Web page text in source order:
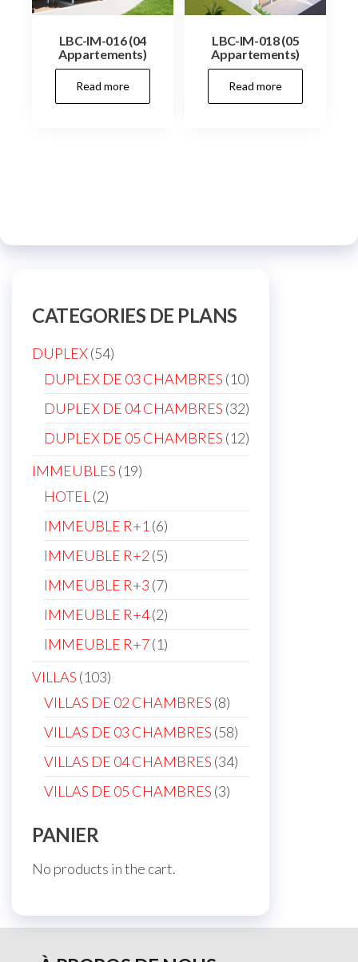
LBC-IM-016 (04
Appartements)
Read more
LBC-IM-018 (05
Appartements)
Read more
CATEGORIES DE PLANS
DUPLEX 5454
products
DUPLEX DE 03 CHAMBRES 1010
products
DUPLEX DE 04 CHAMBRES 3232
products
DUPLEX DE 05 CHAMBRES 1212
IMMEUBLES 1919
HOTEL 22
products
IMMEUBLE R+1 66
products
IMMEUBLE R+2 55
products
IMMEUBLE R+3 77
products
IMMEUBLE R+4 22
products
IMMEUBLE R+7 11
VILLAS 103103
products
VILLAS DE 02 CHAMBRES 88
products
VILLAS DE 03 CHAMBRES 5858
products
VILLAS DE 04 CHAMBRES 3434
VILLAS DE 05 CHAMBRES 33
PANIER
No products in the cart.